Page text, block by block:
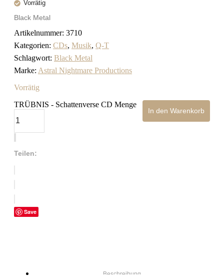
Vorrätig
Black Metal
Artikelnummer: 3710
Kategorien: CDs, Musik, Q-T
Schlagwort: Black Metal
Marke: Astral Nightmare Productions
Vorrätig
TRÜBNIS - Schattenverse CD Menge
In den Warenkorb
Teilen:
Save
Beschreibung